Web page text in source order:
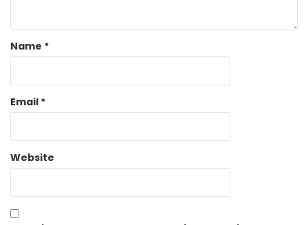
Name *
Email *
Website